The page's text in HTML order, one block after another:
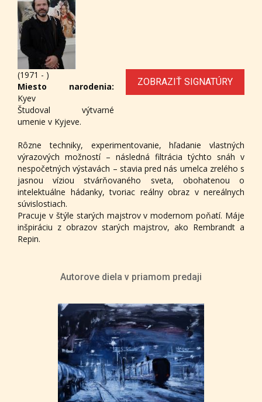
ZOBRAZIŤ SIGNATÚRY
(1971 - )
Miesto narodenia:
Kyev
Študoval výtvarné
umenie v Kyjeve.
Rôzne techniky, experimentovanie, hľadanie vlastných
výrazových možností – následná filtrácia týchto snáh v
nespočetných výstavách – stavia pred nás umelca zrelého s
jasnou víziou stvárňovaného sveta, obohatenou o
intelektuálne hádanky, tvoriac reálny obraz v nereálnych
súvislostiach.
Pracuje v štýle starých majstrov v modernom poňatí. Máje
inšpiráciu z obrazov starých majstrov, ako Rembrandt a
Repin.
Autorove diela v priamom predaji